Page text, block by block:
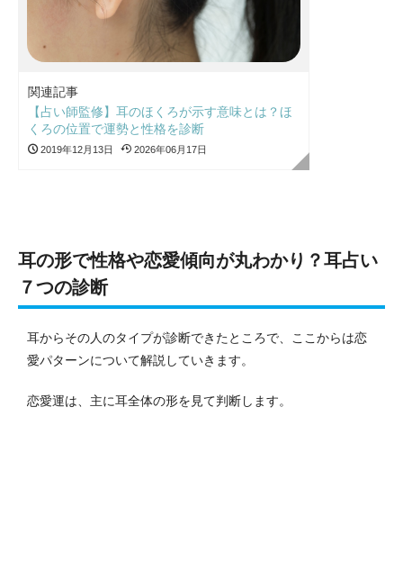
関連記事
【占い師監修】耳のほくろが示す意味とは？ほ
くろの位置で運勢と性格を診断
2019年12月13日 2026年06月17日
耳の形で性格や恋愛傾向が丸わかり？耳占い
７つの診断
耳からその人のタイプが診断できたところで、ここからは恋
愛パターンについて解説していきます。
恋愛運は、主に耳全体の形を見て判断します。